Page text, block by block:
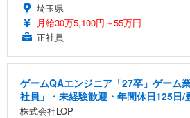
埼玉県
月給30万5,100円～55万円
正社員
ゲームQAエンジニア「27卒」ゲーム
社員」・未経験歓迎・年間休日125日/
株式会社LOP